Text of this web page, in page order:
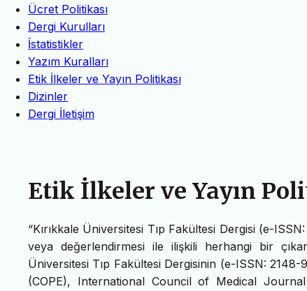
Ücret Politikası
Dergi Kurulları
İstatistikler
Yazım Kuralları
Etik İlkeler ve Yayın Politikası
Dizinler
Dergi İletişim
Etik İlkeler ve Yayın
“Kırıkkale Üniversitesi Tıp Fakültesi Dergisi (e-
veya değerlendirmesi ile ilişkili herhangi bir çıkar
Üniversitesi Tıp Fakültesi Dergisinin (e-ISSN:
(COPE), International Council of Medical